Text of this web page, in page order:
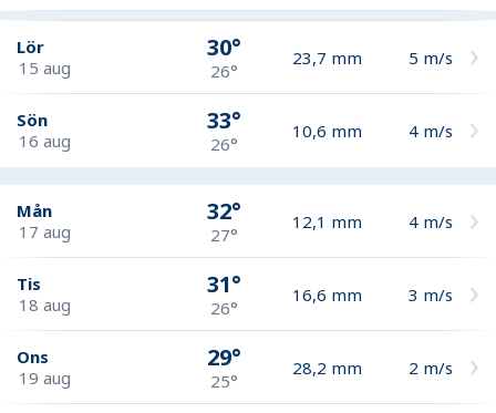
Lör
15 aug
30°
26°
23,7 mm 5 m/s
Sön
16 aug
33°
26°
10,6 mm 4 m/s
Mån
17 aug
32°
27°
12,1 mm 4 m/s
Tis
18 aug
31°
26°
16,6 mm 3 m/s
Ons
19 aug
29°
25°
28,2 mm 2 m/s